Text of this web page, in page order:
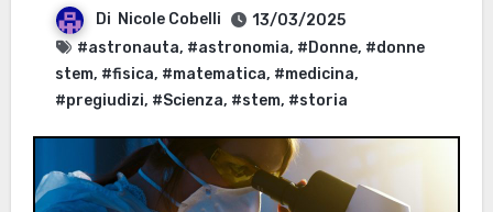
Di Nicole Cobelli
13/03/2025
#astronauta, #astronomia, #Donne, #donne
stem, #fisica, #matematica, #medicina,
#pregiudizi, #Scienza, #stem, #storia